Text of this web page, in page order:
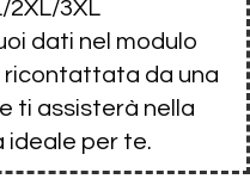
2XL/3XL
dati nel modulo
da una
ti assisterà nella
ideale per te.